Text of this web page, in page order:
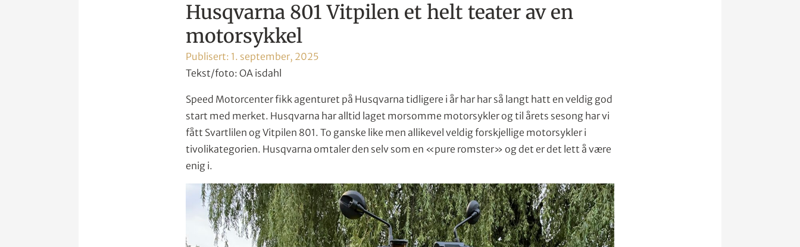
Husqvarna 801 Vitpilen et helt teater av en
motorsykkel
Publisert: 1. september, 2025
Tekst/foto: OA isdahl
Speed Motorcenter fikk agenturet på Husqvarna tidligere i år har har så langt hatt en veldig god
start med merket. Husqvarna har alltid laget morsomme motorsykler og til årets sesong har vi
fått Svartlilen og Vitpilen 801. To ganske like men allikevel veldig forskjellige motorsykler i
tivolikategorien. Husqvarna omtaler den selv som en «pure romster» og det er det lett å være
enig i.